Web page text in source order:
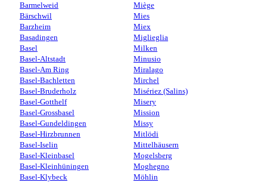
Barmelweid
Bärschwil
Barzheim
Basadingen
Basel
Basel-Altstadt
Basel-Am Ring
Basel-Bachletten
Basel-Bruderholz
Basel-Gotthelf
Basel-Grossbasel
Basel-Gundeldingen
Basel-Hirzbrunnen
Basel-Iselin
Basel-Kleinbasel
Basel-Kleinhüningen
Basel-Klybeck
Miège
Mies
Miex
Miglieglia
Milken
Minusio
Miralago
Mirchel
Misériez (Salins)
Misery
Mission
Missy
Mitlödi
Mittelhäusern
Mogelsberg
Moghegno
Möhlin